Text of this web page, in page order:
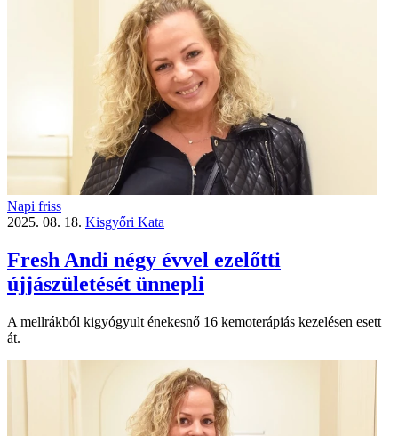
Napi friss
2025. 08. 18. Kisgyőri Kata
Fresh Andi négy évvel ezelőtti
újjászületését ünnepli
A mellrákból kigyógyult énekesnő 16 kemoterápiás kezelésen esett
át.